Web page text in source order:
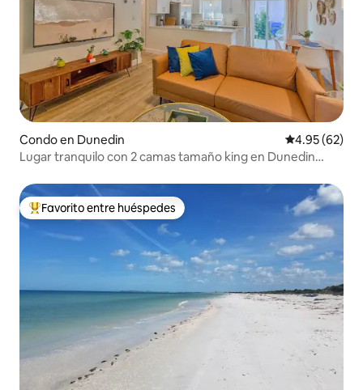
Condo en Dunedin Calificación
4.95 (62)
Lugar tranquilo con 2 camas tamaño king en Dunedin
Favorito entre huéspedes preferido
Favorito entre huéspedes